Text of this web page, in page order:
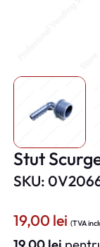
Stut
SKU:
19,00lei (TVA